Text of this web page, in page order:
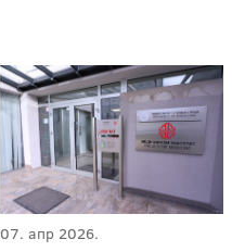
07. апр 2026.